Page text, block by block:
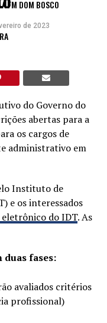
FM DOM BOSCO
de 2023
do Governo do
abertas para a
os cargos de
administrativo em
Instituto de
e os interessados
eletrônico do IDT. As
duas fases:
avaliados critérios
profissional)